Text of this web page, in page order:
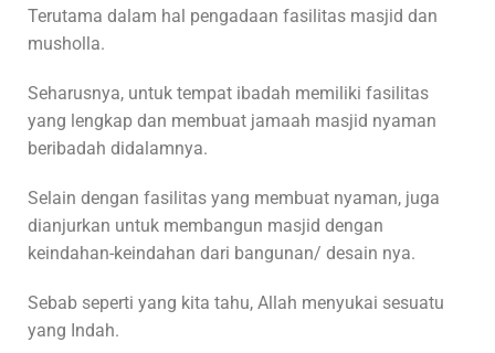
Terutama dalam hal pengadaan fasilitas masjid dan
musholla.
Seharusnya, untuk tempat ibadah memiliki fasilitas
yang lengkap dan membuat jamaah masjid nyaman
beribadah didalamnya.
Selain dengan fasilitas yang membuat nyaman, juga
dianjurkan untuk membangun masjid dengan
keindahan-keindahan dari bangunan/ desain nya.
Sebab seperti yang kita tahu, Allah menyukai sesuatu
yang Indah.